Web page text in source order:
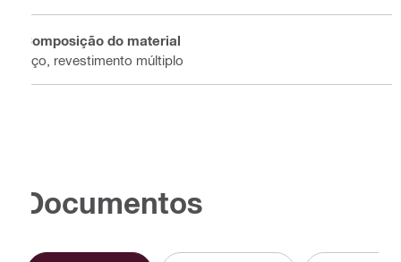
Composição do material
Aço, revestimento múltiplo
Documentos